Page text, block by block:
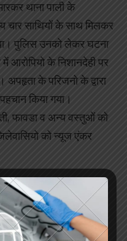
थाना पाली के
साथियों के साथ मिलकर
पुलिस उनको लेकर घटना
आरोपियो के निशानदेही पर
के परिजनो के द्वारा
किया गया।
फावडा व अन्य वस्तुओं को
को न्यूज एंकर